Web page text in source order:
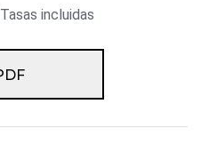
incluidas